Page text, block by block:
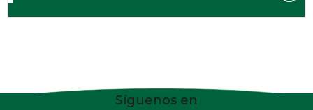
Síguenos en